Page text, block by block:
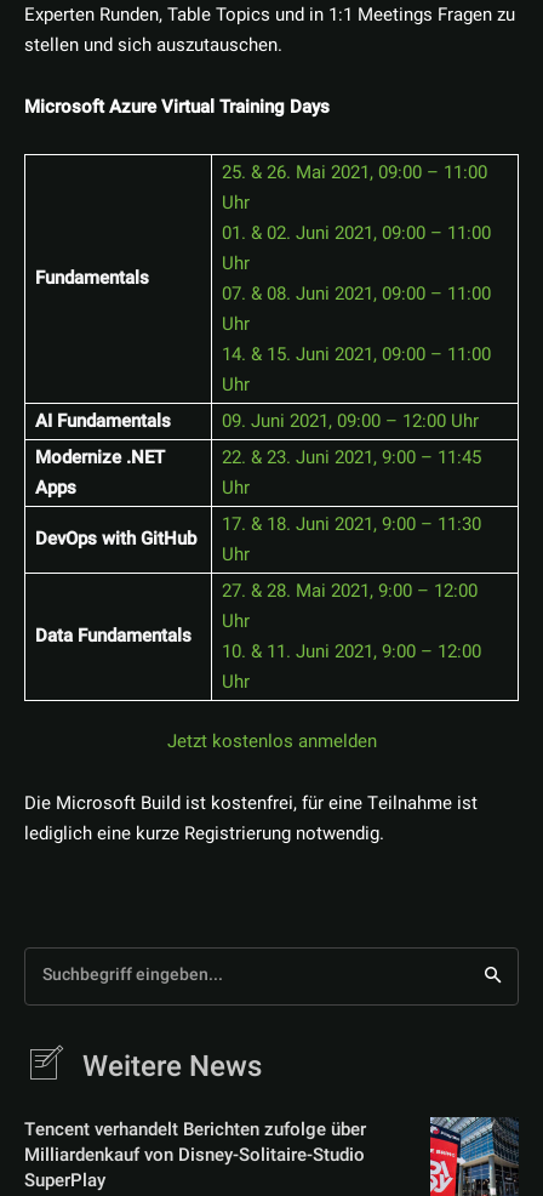
Experten Runden, Table Topics und in 1:1 Meetings Fragen zu
stellen und sich auszutauschen.
Microsoft Azure Virtual Training Days
Fundamentals
25. & 26. Mai 2021, 09:00 – 11:00
Uhr
01. & 02. Juni 2021, 09:00 – 11:00
Uhr
07. & 08. Juni 2021, 09:00 – 11:00
Uhr
14. & 15. Juni 2021, 09:00 – 11:00
Uhr
AI Fundamentals
09. Juni 2021, 09:00 – 12:00 Uhr
Modernize .NET
Apps
22. & 23. Juni 2021, 9:00 – 11:45
Uhr
DevOps with GitHub
17. & 18. Juni 2021, 9:00 – 11:30
Uhr
Data Fundamentals
27. & 28. Mai 2021, 9:00 – 12:00
Uhr
10. & 11. Juni 2021, 9:00 – 12:00
Uhr
Jetzt kostenlos anmelden
Die Microsoft Build ist kostenfrei, für eine Teilnahme ist
lediglich eine kurze Registrierung notwendig.
Suchbegriff eingeben...
Weitere News
Tencent verhandelt Berichten zufolge über
Milliardenkauf von Disney-Solitaire-Studio
SuperPlay